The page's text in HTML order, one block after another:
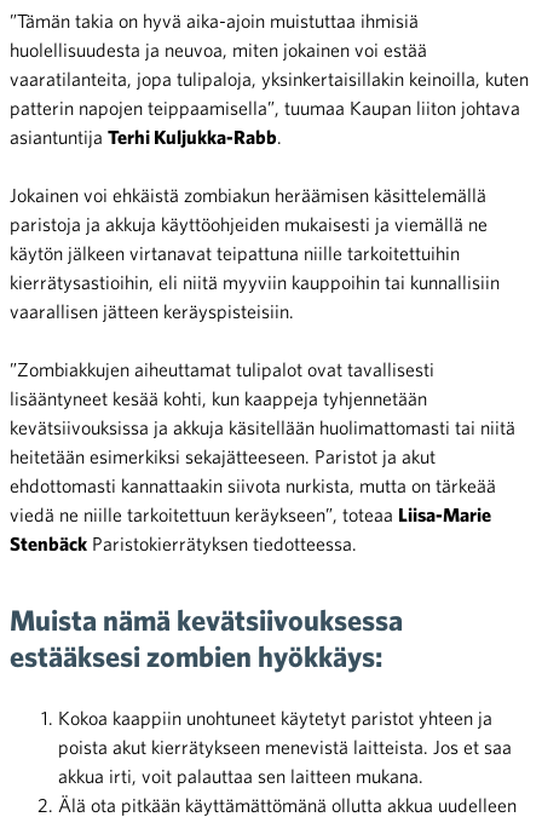
”Tämän takia on hyvä aika-ajoin muistuttaa ihmisiä
huolellisuudesta ja neuvoa, miten jokainen voi estää
vaaratilanteita, jopa tulipaloja, yksinkertaisillakin keinoilla, kuten
patterin napojen teippaamisella”, tuumaa Kaupan liiton johtava
asiantuntija Terhi Kuljukka-Rabb
Jokainen voi ehkäistä zombiakun heräämisen käsittelemällä
paristoja ja akkuja käyttöohjeiden mukaisesti ja viemällä ne
käytön jälkeen virtanavat teipattuna niille tarkoitettuihin
kierrätysastioihin, eli niitä myyviin kauppoihin tai kunnallisiin
vaarallisen jätteen keräyspisteisiin.
”Zombiakkujen aiheuttamat tulipalot ovat tavallisesti
lisääntyneet kesää kohti, kun kaappeja tyhjennetään
kevätsiivouksissa ja akkuja käsitellään huolimattomasti tai niitä
heitetään esimerkiksi sekajätteeseen. Paristot ja akut
ehdottomasti kannattaakin siivota nurkista, mutta on tärkeää
viedä ne niille tarkoitettuun keräykseen”, toteaa Liisa-Marie
Stenbäck Paristokierrätyksen tiedotteessa.
Muista nämä kevätsiivouksessa
estääksesi zombien hyökkäys:
Kokoa kaappiin unohtuneet käytetyt paristot yhteen ja
poista akut kierrätykseen menevistä laitteista. Jos et saa
akkua irti, voit palauttaa sen laitteen mukana.
Älä ota pitkään käyttämättömänä ollutta akkua uudelleen